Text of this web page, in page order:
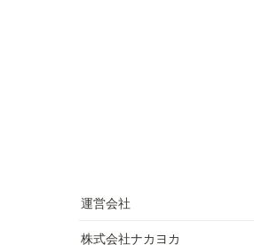
運営会社
株式会社ナカヨカ